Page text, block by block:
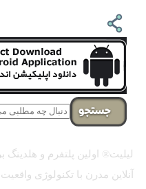
جستجو
لیلیت® اولین پلتفرم و هلدینگ
آنلاین مدرن با تکنولوژی